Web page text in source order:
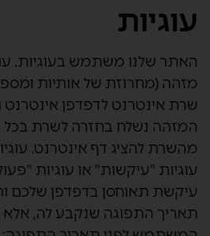
עוגיות
האתר שלנו משתמש בעוגיות.
מזהה (מחרוזת של אותיות
שרת אינטרנט לדפדפן אינטרנט
המזהה נשלח בחזרה לשרת
מהשרת להציג דף אינטרנט.
עיקשת תאוחסן בדפדפן שלכם
תאריך התפוגה שנקבע לה,